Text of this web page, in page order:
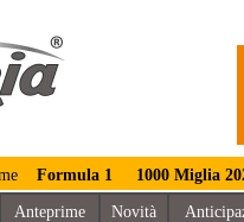
Formula 1 1000 Miglia
Anteprime Novità